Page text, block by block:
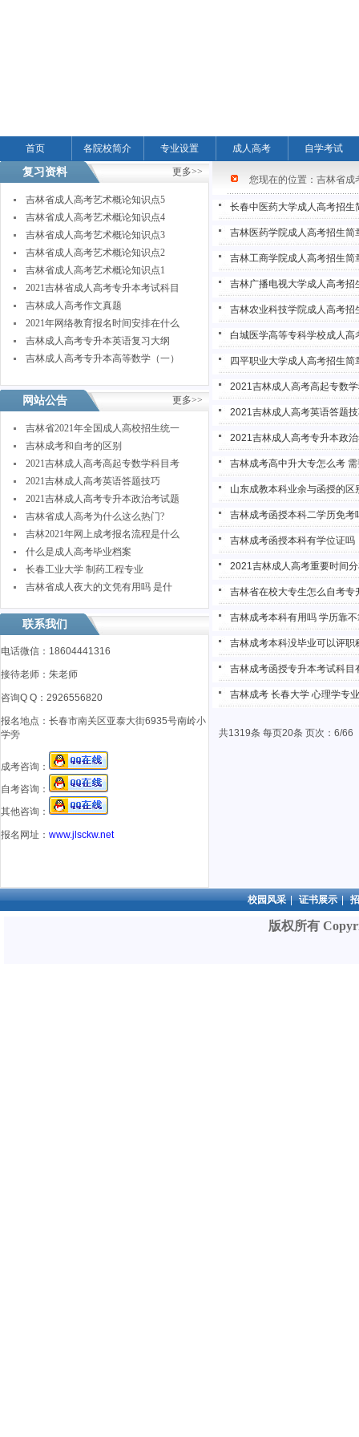
首页 各院校简介 专业设置 成人高考 自学考试
您现在的位置： 吉林省成
长春中医药大学成人高考招生
吉林医药学院成人高考招生简
吉林工商学院成人高考招生简
吉林广播电视大学成人高考招
吉林农业科技学院成人高考招
白城医学高等专科学校成人高
四平职业大学成人高考招生简
2021吉林成人高考高起专数
2021吉林成人高考英语答题
2021吉林成人高考专升本政
吉林成考高中升大专怎么考
山东成教本科业余与函授的区
吉林成考函授本科二学历免考
吉林成考函授本科有学位证吗
2021吉林成人高考重要时间
吉林省在校大专生怎么自考专
吉林成考本科有用吗 学历靠
吉林成考本科没毕业可以评职
吉林成考函授专升本考试科目
吉林成考 长春大学 心理学专业
共1319条 每页20条 页次：6/66
联系我们
电话微信：18604441316
接待老师：朱老师
咨询Q Q：2926556820
报名地点： 长春市南关区亚泰大街6935号南岭小
学旁
成考咨询：
自考咨询：
其他咨询：
报名网址： www.jlsckw.net
复习资料 更多>>
吉林省成人高考艺术概论知识点5
吉林省成人高考艺术概论知识点4
吉林省成人高考艺术概论知识点3
吉林省成人高考艺术概论知识点2
吉林省成人高考艺术概论知识点1
2021吉林省成人高考专升本考试科目
吉林成人高考作文真题
2021年网络教育报名时间安排在什么
吉林成人高考专升本英语复习大纲
吉林成人高考专升本高等数学（一）
网站公告 更多>>
吉林省2021年全国成人高校招生统一
吉林成考和自考的区别
2021吉林成人高考高起专数学科目考
2021吉林成人高考英语答题技巧
2021吉林成人高考专升本政治考试题
吉林省成人高考为什么这么热门?
吉林2021年网上成考报名流程是什么
什么是成人高考毕业档案
长春工业大学 制药工程专业
吉林省成人夜大的文凭有用吗 是什
校园风采 | 证书展示 |
版权所有